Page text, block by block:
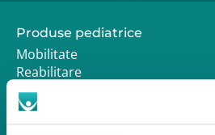
Produse pediatrice
Mobilitate
Reabilitare
Pozitionare
Igiena
Mostre